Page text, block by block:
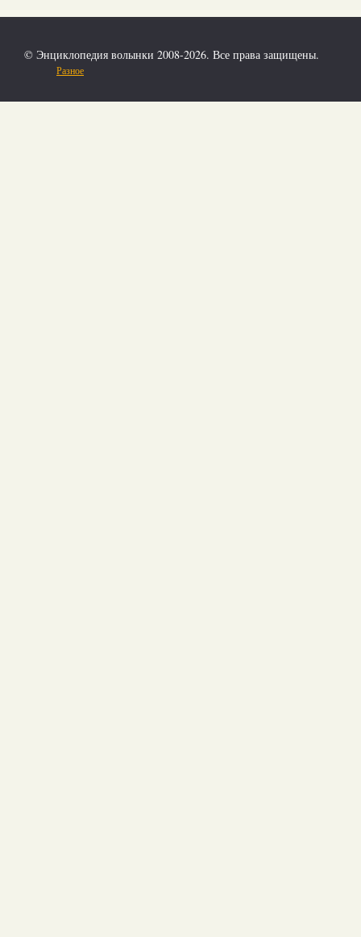
© Энциклопедия волынки 2008-2026. Все права защищены.
Разное